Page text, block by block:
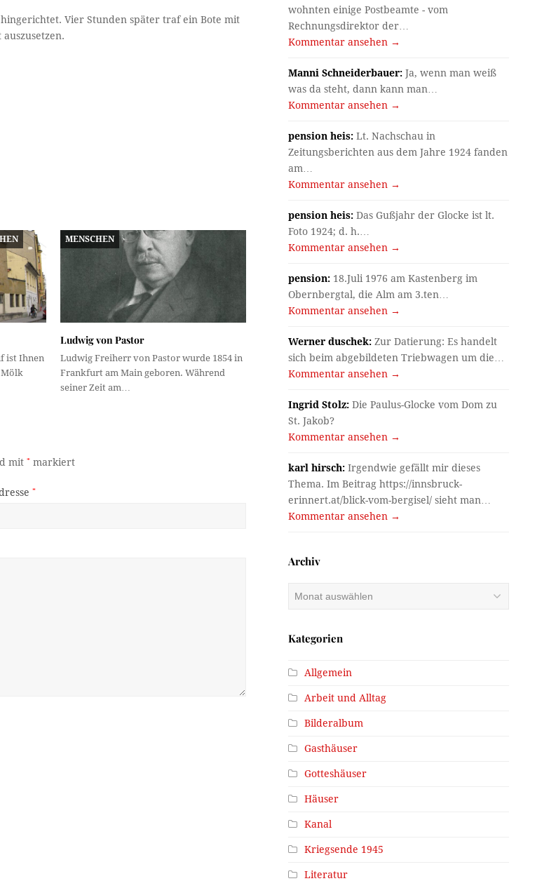
Vier Stunden später traf ein Bote mit
ist Ihnen
Mölk
MENSCHEN
Ludwig von Pastor
Ludwig Freiherr von Pastor wurde 1854 in
Frankfurt am Main geboren. Während
seiner Zeit am…
mit* markiert
*
wohnten einige Postbeamte - vom
Rechnungsdirektor der…
Kommentar ansehen →
Manni Schneiderbauer: Ja, wenn man weiß
was da steht, dann kann man…
Kommentar ansehen →
pension heis: Lt. Nachschau in
Zeitungsberichten aus dem Jahre 1924 fanden
am…
Kommentar ansehen →
pension heis: Das Gußjahr der Glocke ist lt.
Foto 1924; d. h.…
Kommentar ansehen →
pension: 18.Juli 1976 am Kastenberg im
Obernbergtal, die Alm am 3.ten…
Kommentar ansehen →
Werner duschek: Zur Datierung: Es handelt
sich beim abgebildeten Triebwagen um die…
Kommentar ansehen →
Ingrid Stolz: Die Paulus-Glocke vom Dom zu
St. Jakob?
Kommentar ansehen →
karl hirsch: Irgendwie gefällt mir dieses
Thema. Im Beitrag https://innsbruck-
erinnert.at/blick-vom-bergisel/ sieht man…
Kommentar ansehen →
Archiv
Kategorien
Allgemein
Arbeit und Alltag
Bilderalbum
Gasthäuser
Gotteshäuser
Häuser
Kanal
Kriegsende 1945
Literatur